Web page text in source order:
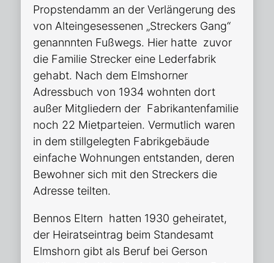
Propstendamm an der Verlängerung des
von Alteingesessenen „Streckers Gang“
genannnten Fußwegs. Hier hatte zuvor
die Familie Strecker eine Lederfabrik
gehabt. Nach dem Elmshorner
Adressbuch von 1934 wohnten dort
außer Mitgliedern der Fabrikantenfamilie
noch 22 Mietparteien. Vermutlich waren
in dem stillgelegten Fabrikgebäude
einfache Wohnungen entstanden, deren
Bewohner sich mit den Streckers die
Adresse teilten.
Bennos Eltern hatten 1930 geheiratet,
der Heiratseintrag beim Standesamt
Elmshorn gibt als Beruf bei Gerson